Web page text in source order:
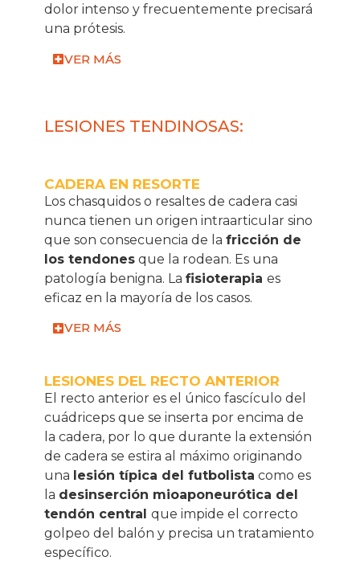
dolor intenso y frecuentemente precisará
una prótesis.
VER MÁS
LESIONES TENDINOSAS:
CADERA EN RESORTE
Los chasquidos o resaltes de cadera casi
nunca tienen un origen intraarticular sino
que son consecuencia de la fricción de
los tendones que la rodean. Es una
patología benigna. La fisioterapia es
eficaz en la mayoría de los casos.
VER MÁS
LESIONES DEL RECTO ANTERIOR
El recto anterior es el único fascículo del
cuádriceps que se inserta por encima de
la cadera, por lo que durante la extensión
de cadera se estira al máximo originando
una lesión típica del futbolista como es
la desinserción mioaponeurótica del
tendón central que impide el correcto
golpeo del balón y precisa un tratamiento
específico.